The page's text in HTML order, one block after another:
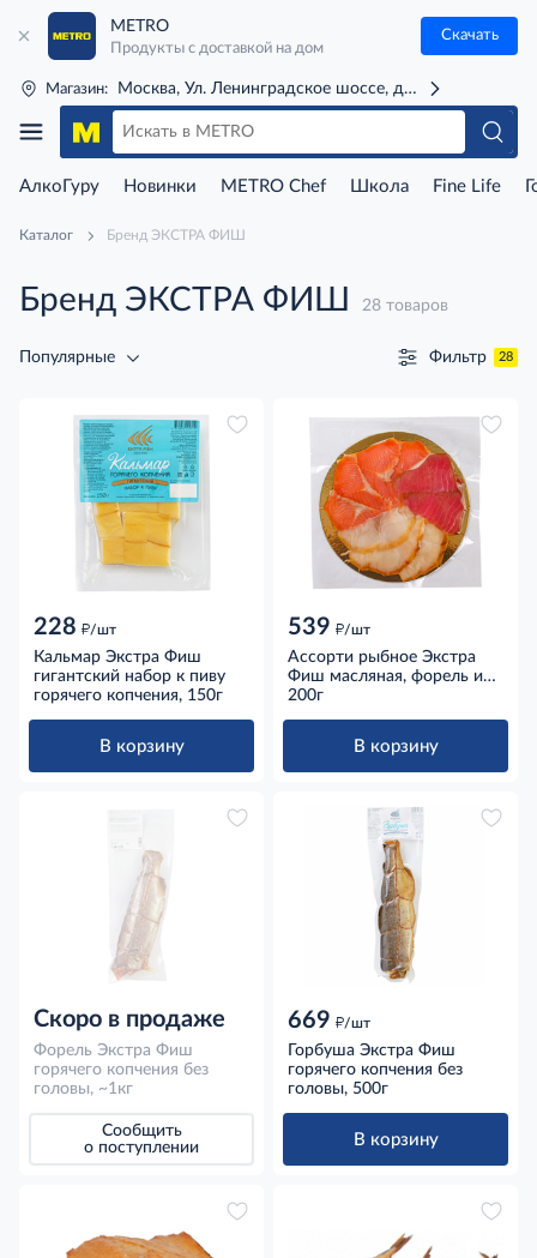
METRO
Продукты с доставкой на дом
Скачать
Магазин: Москва, Ул. Ленинградское шоссе, д. 71Г (м. Речной
АлкоГуру Новинки METRO Chef Школа Fine Life
Каталог Бренд ЭКСТРА ФИШ
Бренд ЭКСТРА ФИШ 28 товаров
Популярные Фильтр 28
228 д/шт
Кальмар Экстра Фиш
гигантский набор к пиву
горячего копчения, 150г
В корзину
539 д/шт
Ассорти рыбное Экстра
Фиш масляная, форель и
марлин холодного
200г
В корзину
Скоро в продаже
Форель Экстра Фиш
горячего копчения без
головы, ~1кг
Сообщить
о поступлении
669 д/шт
Горбуша Экстра Фиш
горячего копчения без
головы, 500г
В корзину